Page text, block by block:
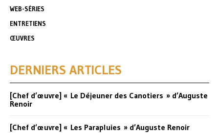
WEB-SÉRIES
ENTRETIENS
ŒUVRES
DERNIERS ARTICLES
[Chef d’œuvre] « Le Déjeuner des Canotiers » d’Auguste
Renoir
[Chef d’œuvre] « Les Parapluies » d’Auguste Renoir